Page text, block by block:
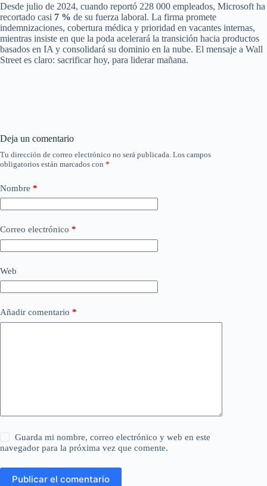
Desde julio de 2024, cuando reportó 228 000 empleados, Microsoft ha
recortado casi 7 % de su fuerza laboral. La firma promete
indemnizaciones, cobertura médica y prioridad en vacantes internas,
mientras insiste en que la poda acelerará la transición hacia productos
basados en IA y consolidará su dominio en la nube. El mensaje a Wall
Street es claro: sacrificar hoy, para liderar mañana.
Deja un comentario
Tu dirección de correo electrónico no será publicada. Los campos
obligatorios están marcados con *
Nombre *
Correo electrónico *
Web
Añadir comentario *
Guarda mi nombre, correo electrónico y web en este
navegador para la próxima vez que comente.
Publicar el comentario